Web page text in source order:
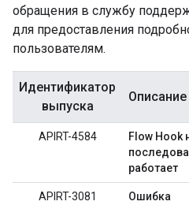
обращения в службу
для предоставления
пользователям.
Идентификатор
выпуска
Описание
APIRT-4584
Flow Hook
работает
APIRT-3081
Ошибка